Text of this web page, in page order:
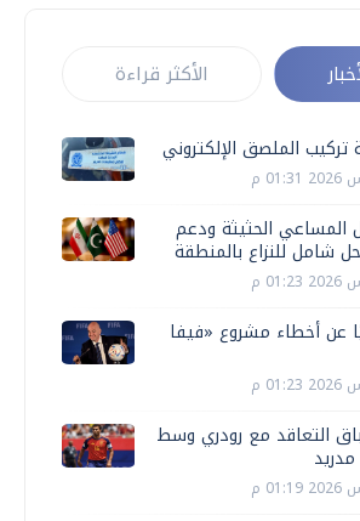
الأكثر قراءة
المساعي الحثيثة ودعم
شامل للنزاع بالمنطقة
عن أخطاء مشروع «فيفا
التعاقد مع رودري وسط